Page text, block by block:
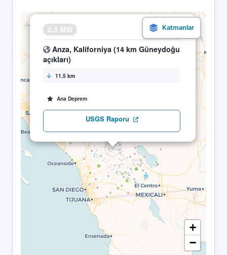
0.3 MW 20.04 09:36
Anza, Kaliforniya (14 km Güneydoğu
açıkları)
11.5 km
Ana Deprem
USGS Raporu
×
+
−